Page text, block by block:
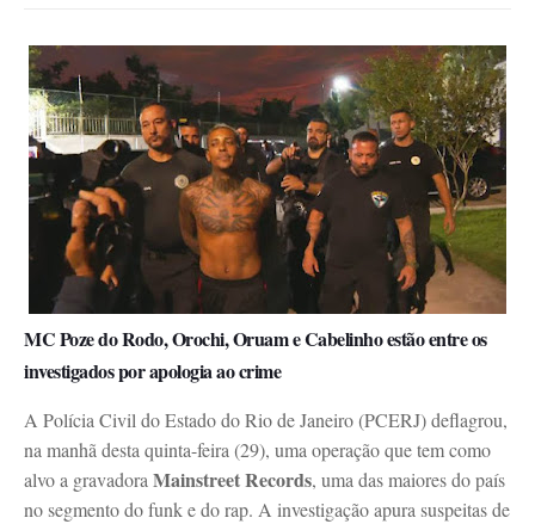
MC Poze do Rodo, Orochi, Oruam e Cabelinho estão entre os
investigados por apologia ao crime
A Polícia Civil do Estado do Rio de Janeiro (PCERJ) deflagrou,
na manhã desta quinta-feira (29), uma operação que tem como
alvo a gravadora Mainstreet Records, uma das maiores do país
no segmento do funk e do rap. A investigação apura suspeitas de